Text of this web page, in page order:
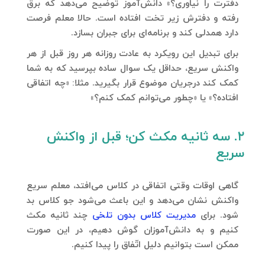
دفترت را نیاوری؟» دانش‌آموز توضیح می‌دهد که برق
رفته و دفترش زیر تخت افتاده است. حالا معلم فرصت
دارد همدلی کند و برنامه‌ای برای جبران بسازد.
برای تبدیل این رویکرد به عادت روزانه هر روز قبل از هر
واکنش سریع، حداقل یک سوال ساده بپرسید که به شما
کمک کند درجریان موضوع قرار بگیرید. مثلا: «چه اتفاقی
افتاده؟» یا «چطور می‌توانم کمک کنم؟»
۲. سه ثانیه مکث کن؛ قبل از واکنش
سریع
گاهی اوقات وقتی اتفاقی در کلاس می‌افتد، معلم سریع
واکنش نشان می‌دهد و این باعث می‌شود جو کلاس بد
شود. برای مدیریت کلاس بدون تلخی چند ثانیه مکث
کنیم و به دانش‌آموزان گوش دهیم، در این صورت
ممکن است بتوانیم دلیل اتّفاق را پیدا کنیم.